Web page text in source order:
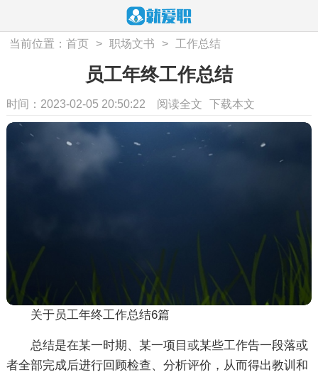
当前位置：首页 > 职场文书 > 工作总结
员工年终工作总结
时间：2023-02-05 20:50:22 阅读全文 下载本文
关于员工年终工作总结6篇
总结是在某一时期、某一项目或某些工作告一段落或
者全部完成后进行回顾检查、分析评价，从而得出教训和